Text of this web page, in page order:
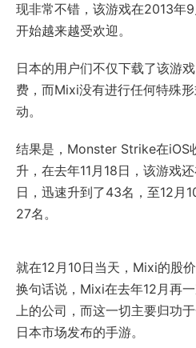
现非常不错，该游戏在2013年
开始越来越受欢迎。
日本的用户们不仅下载了该游
费，而Mixi没有进行任何特殊
动。
结果是，Monster Strike在iOS
升，在去年11月18日，该游戏
日，迅速升到了43名，至12月
27名。
就在12月10日当天，Mixi的股
换句话说，Mixi在去年12月再
上的公司，而这一切主要归功
日本市场发布的手游。